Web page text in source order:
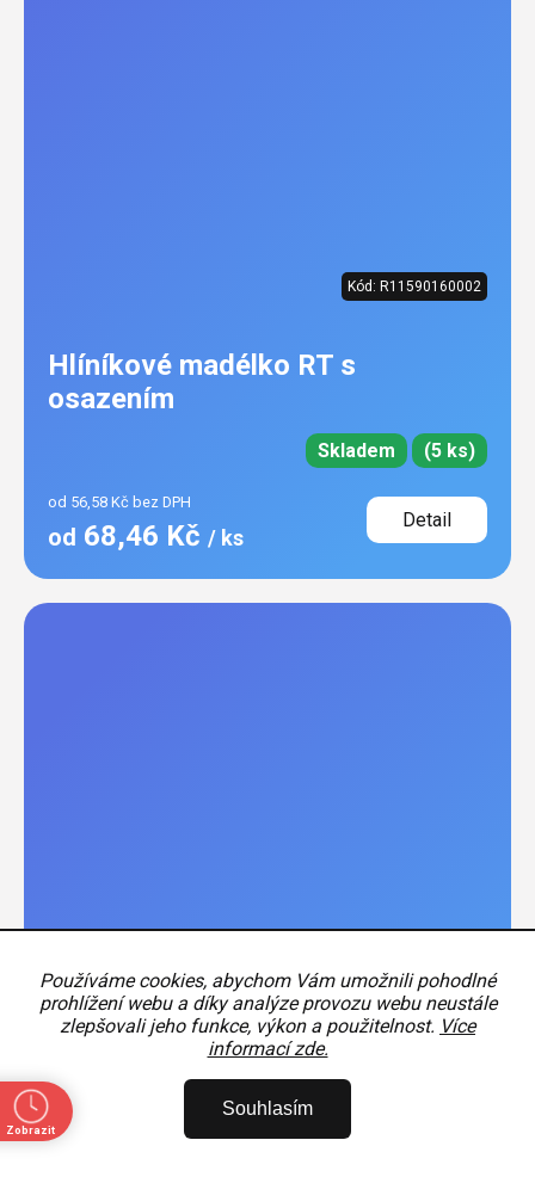
Používáme cookies, abychom Vám umožnili pohodlné
prohlížení webu a díky analýze provozu webu neustále
zlepšovali jeho funkce, výkon a použitelnost. Více
informací zde.
Souhlasím
Kód: R11590160002
Hlíníkové madélko RT s
osazením
Skladem (5 ks)
od 56,58 Kč bez DPH
od 68,46 Kč / ks
Detail
Západka Siegenia-Aubi 1361
Zobrazit